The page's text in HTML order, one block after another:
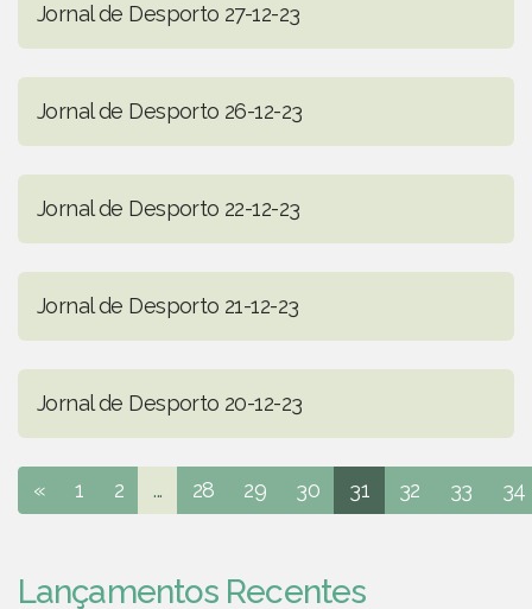
Jornal de Desporto 27-12-23
Jornal de Desporto 26-12-23
Jornal de Desporto 22-12-23
Jornal de Desporto 21-12-23
Jornal de Desporto 20-12-23
« 1 2 ... 28 29 30 31 32 33 34
Lançamentos Recentes